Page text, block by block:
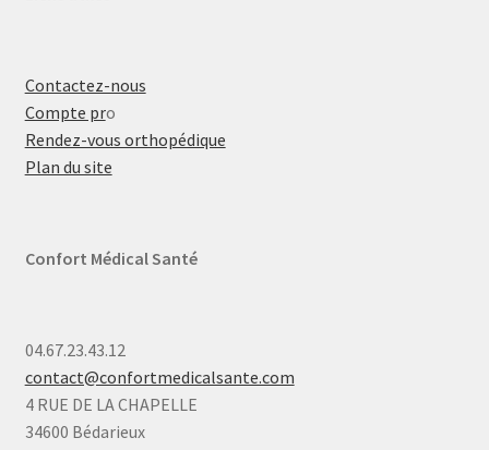
Contactez-nous
Compte pro
Rendez-vous orthopédique
Plan du site
Confort Médical Santé
04.67.23.43.12
contact@confortmedicalsante.com
4 RUE DE LA CHAPELLE
34600 Bédarieux